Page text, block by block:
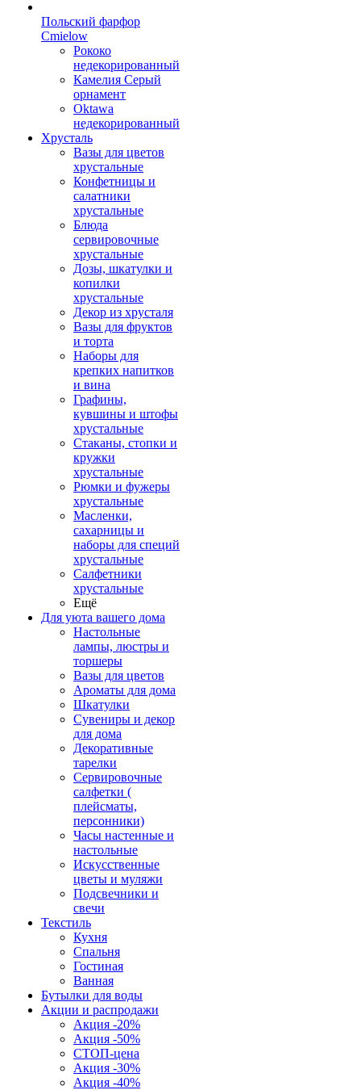
Польский фарфор
Сmielow
Рококо
недекорированный
Камелия Серый
орнамент
Oktawa
недекорированный
Хрусталь
Вазы для цветов
хрустальные
Конфетницы и
салатники
хрустальные
Блюда
сервировочные
хрустальные
Дозы, шкатулки и
копилки
хрустальные
Декор из хрусталя
Вазы для фруктов
и торта
Наборы для
крепких напитков
и вина
Графины,
кувшины и штофы
хрустальные
Стаканы, стопки и
кружки
хрустальные
Рюмки и фужеры
хрустальные
Масленки,
сахарницы и
наборы для специй
хрустальные
Салфетники
хрустальные
Ещё
Для уюта вашего дома
Настольные
лампы, люстры и
торшеры
Вазы для цветов
Ароматы для дома
Шкатулки
Сувениры и декор
для дома
Декоративные
тарелки
Сервировочные
салфетки (
плейсматы,
персонники)
Часы настенные и
настольные
Искусственные
цветы и муляжи
Подсвечники и
свечи
Текстиль
Кухня
Спальня
Гостиная
Ванная
Бутылки для воды
Акции и распродажи
Акция -20%
Акция -50%
СТОП-цена
Акция -30%
Акция -40%